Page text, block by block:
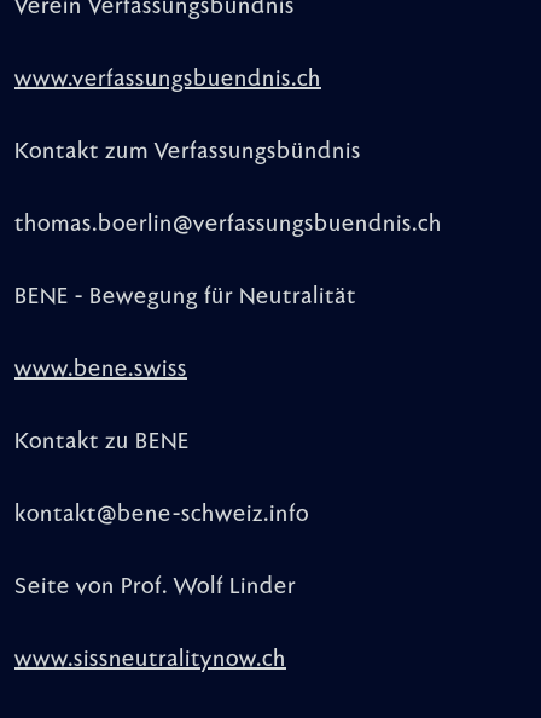
Verein Verfassungsbündnis
www.verfassungsbuendnis.ch
Kontakt zum Verfassungsbündnis
thomas.boerlin@verfassungsbuendnis.ch
BENE - Bewegung für Neutralität
www.bene.swiss
Kontakt zu BENE
kontakt@bene-schweiz.info
Seite von Prof. Wolf Linder
www.sissneutralitynow.ch